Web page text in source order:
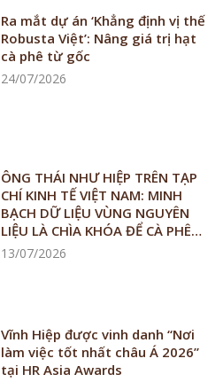
Ra mắt dự án ‘Khẳng định vị thế
Robusta Việt’: Nâng giá trị hạt
cà phê từ gốc
24/07/2026
ÔNG THÁI NHƯ HIỆP TRÊN TẠP
CHÍ KINH TẾ VIỆT NAM: MINH
BẠCH DỮ LIỆU VÙNG NGUYÊN
LIỆU LÀ CHÌA KHÓA ĐỂ CÀ PHÊ
VIỆT VƯỢT “RÀO” EUDR
13/07/2026
Vĩnh Hiệp được vinh danh “Nơi
làm việc tốt nhất châu Á 2026”
tại HR Asia Awards